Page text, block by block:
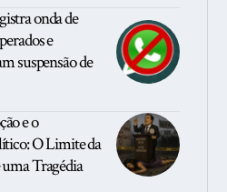
onda de
e
suspensão de
e o
O Limite da
Tragédia